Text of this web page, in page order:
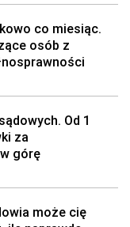
co miesiąc.
osób z
Od 1
za
górę
może cię